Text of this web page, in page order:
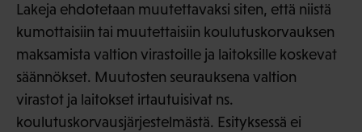
Lakeja ehdotetaan muutettavaksi siten, että niistä
kumottaisiin tai muutettaisiin koulutuskorvauksen
maksamista valtion virastoille ja laitoksille koskevat
säännökset. Muutosten seurauksena valtion
virastot ja laitokset irtautuisivat ns.
koulutuskorvausjärjestelmästä. Esityksessä ei